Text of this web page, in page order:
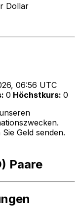
Dollar
06:56 UTC
: 0 Höchstkurs: 0
Geld senden.
Paare